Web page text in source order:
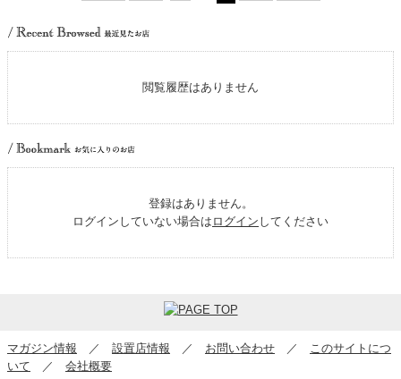
閲覧履歴はありません
登録はありません。
ログインしていない場合は ログイン してください
マガジン情報 ／ 設置店情報 ／ お問い合わせ ／
このサイトにつ
いて ／ 会社概要